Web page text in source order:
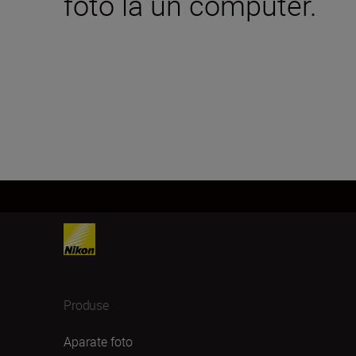
Produse
Aparate foto